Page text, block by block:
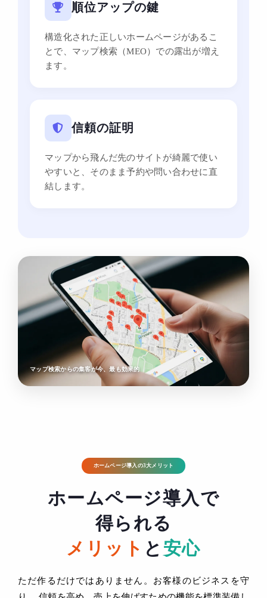
順位アップの鍵
構造化された正しいホームページがあるこ
とで、マップ検索（MEO）での露出が増え
ます。
信頼の証明
マップから飛んだ先のサイトが綺麗で使い
やすいと、そのまま予約や問い合わせに直
結します。
マップ検索からの集客が今、最も効果的
ホームページ導入の3大メリット
ホームページ導入で
得られる
メリット と 安心
ただ作るだけではありません。お客様のビジネスを守